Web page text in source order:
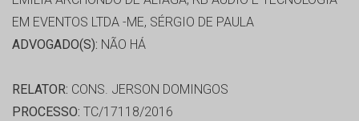
EM EVENTOS LTDA -ME, SÉRGIO DE PAULA
ADVOGADO(S): NÃO HÁ
RELATOR: CONS. JERSON DOMINGOS
PROCESSO: TC/17118/2016